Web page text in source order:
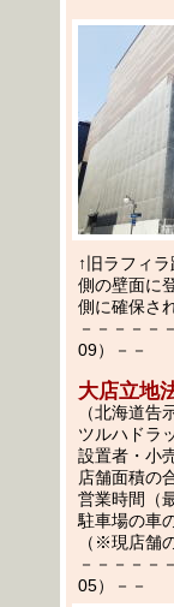
↑旧ラフィ
側の壁面に
側に確保さ
－－－－－
09）－－
大店立地
（北海道
ツルハドラ
設置者・小
店舗面積の
営業時間（
駐車場の車
（※現店舗
－－－－－
05）－－